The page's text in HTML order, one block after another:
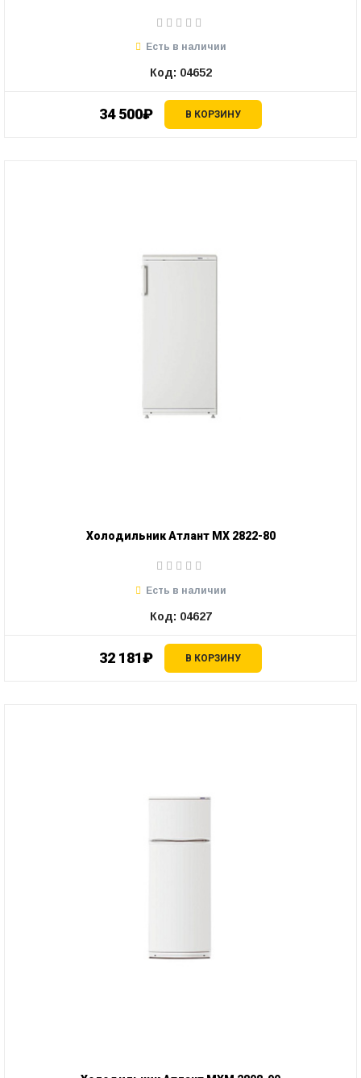
34 500₽ В КОРЗИНУ
Есть в наличии
Код: 04652
Холодильник Атлант МХ 2822-80
32 181₽ В КОРЗИНУ
Есть в наличии
Код: 04627